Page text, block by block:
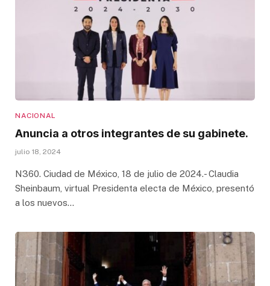
NACIONAL
Anuncia a otros integrantes de su gabinete.
julio 18, 2024
N360. Ciudad de México, 18 de julio de 2024.- Claudia
Sheinbaum, virtual Presidenta electa de México, presentó
a los nuevos…